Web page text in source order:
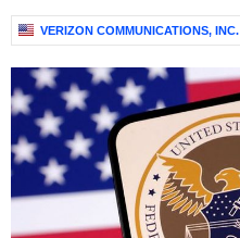
VERIZON COMMUNICATIONS, INC.